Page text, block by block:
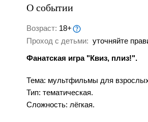
О событии
Возраст: 18+
Проход с детьми: уточняйте
Фанатская игра "Квиз, плиз!".
Тема: мультфильмы для
Тип: тематическая.
Сложность: лёгкая.